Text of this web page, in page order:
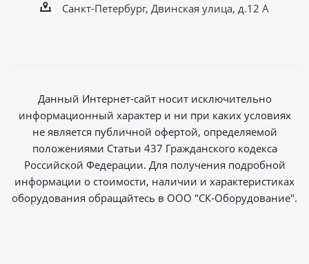
Санкт-Петербург, Двинская улица, д.12 А
Данный Интернет-сайт носит исключительно
информационный характер и ни при каких условиях
не является публичной офертой, определяемой
положениями Статьи 437 Гражданского кодекса
Российской Федерации. Для получения подробной
информации о стоимости, наличии и характеристиках
оборудования обращайтесь в ООО "СК-Оборудование".